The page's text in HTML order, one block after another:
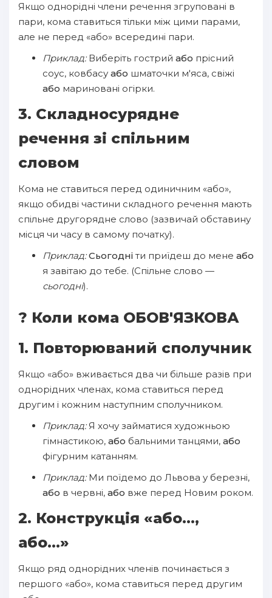
Якщо однорідні члени речення згруповані в
пари, кома ставиться тільки між цими парами,
але не перед «або» всередині пари.
Приклад:Виберіть гострий або прісний
соус, ковбасу або шматочки м'яса, свіжі
або мариновані огірки.
3. Складносурядне
речення зі спільним
словом
Кома не ставиться перед одиничним «або»,
якщо обидві частини складного речення мають
спільне другорядне слово (зазвичай обставину
місця чи часу в самому початку).
Приклад: Сьогодні ти приїдеш до мене або
я завітаю до тебе. (Спільне слово —
сьогодні).
? Коли кома ОБОВ'ЯЗКОВА
1. Повторюваний сполучник
Якщо «або» вживається два чи більше разів при
однорідних членах, кома ставиться перед
другим і кожним наступним сполучником.
Приклад:Я хочу займатися художньою
гімнастикою, або бальними танцями, або
фігурним катанням.
Приклад:Ми поїдемо до Львова у березні,
або в червні, або вже перед Новим роком.
2. Конструкція «або...,
або...»
Якщо ряд однорідних членів починається з
першого «або», кома ставиться перед другим